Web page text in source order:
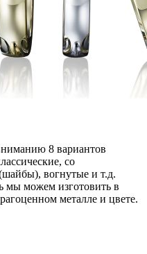
8 вариантов
со
вогнутые и т.д.
можем изготовить в
металле и цвете.